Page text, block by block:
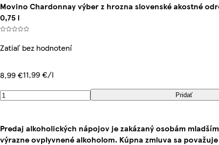
Movino Chardonnay výber z hrozna slovenské akostné
0,75 l
Zatiaľ bez hodnotení
8,99 €11,99 €/l
Pridať
Predaj alkoholických nápojov je zakázaný osobám
výrazne ovplyvnené alkoholom. Kúpna zmluva sa